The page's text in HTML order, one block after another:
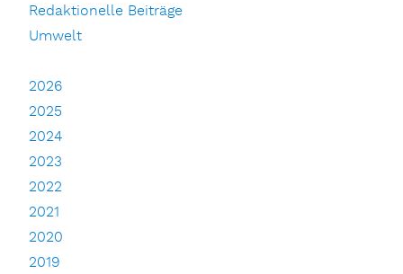
Redaktionelle Beiträge
Umwelt
2026
2025
2024
2023
2022
2021
2020
2019